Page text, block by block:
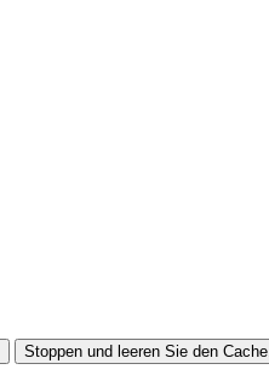
Stoppen und leeren Sie den Cache.